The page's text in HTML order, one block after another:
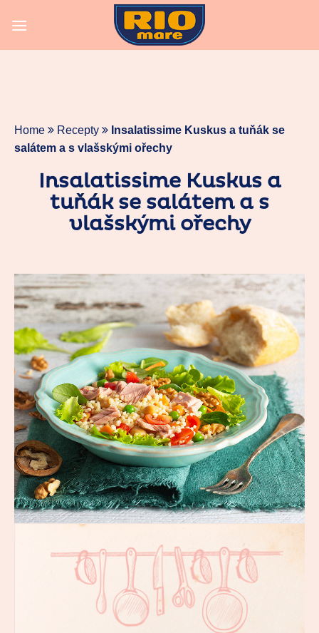
Home Recepty
Insalatissime Kuskus a tuňák se
salátem a s vlašskými ořechy
Insalatissime Kuskus a
tuňák se salátem a s
vlašskými ořechy